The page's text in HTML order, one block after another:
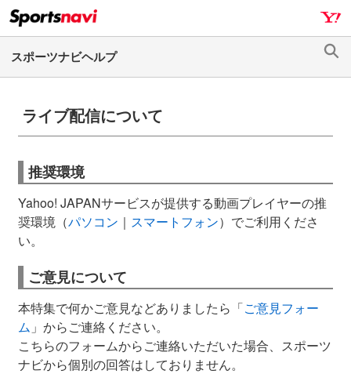
ナ
ビ
ゲ
ー
キ
ッ
プ
メ
イ
ン
コ
ス
キ
ッ
プ
ライブ配信について
推奨環境
Yahoo! JAPANサービスが提供する動画プレイヤーの推
奨環境（パソコン ｜ スマートフォン）でご利用くださ
い。
ご意見について
本特集で何かご意見などありましたら「ご意見フォー
ム 」からご連絡ください。
こちらのフォームからご連絡いただいた場合、スポーツ
ナビから個別の回答はしておりません。